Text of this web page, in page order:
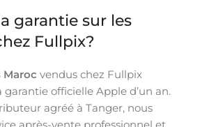
garantie sur les
Fullpix?
Maroc vendus chez Fullpix
officielle Apple d’un an.
agréé à Tanger, nous